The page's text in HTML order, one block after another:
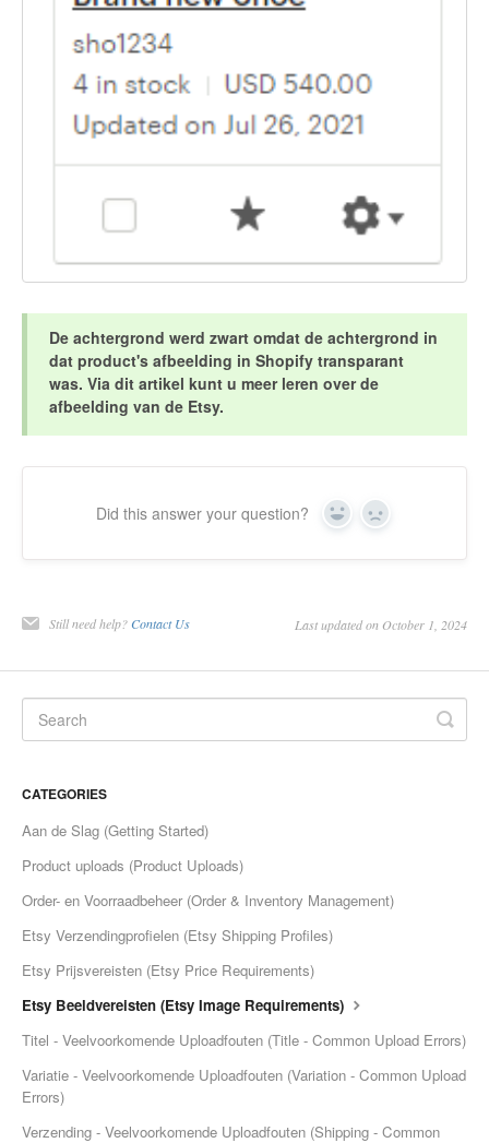
De achtergrond werd zwart omdat de achtergrond in
dat product's afbeelding in Shopify transparant
was. Via dit artikel kunt u meer leren over de
afbeelding van de Etsy.
Did this answer your question? Yes No
Still need help? Contact Us Last updated on October 1, 2024
CATEGORIES
Aan de Slag (Getting Started)
Product uploads (Product Uploads)
Order- en Voorraadbeheer (Order & Inventory Management)
Etsy Verzendingprofielen (Etsy Shipping Profiles)
Etsy Prijsvereisten (Etsy Price Requirements)
Etsy Beeldvereisten (Etsy Image Requirements)
Titel - Veelvoorkomende Uploadfouten (Title - Common Upload Errors)
Variatie - Veelvoorkomende Uploadfouten (Variation - Common Upload
Errors)
Verzending - Veelvoorkomende Uploadfouten (Shipping - Common